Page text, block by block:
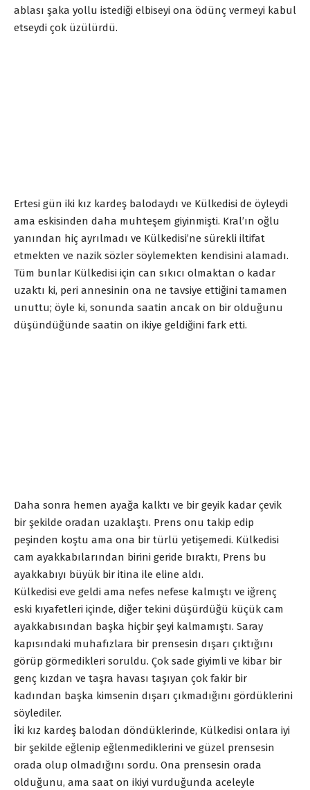
ablası şaka yollu istediği elbiseyi ona ödünç vermeyi kabul
etseydi çok üzülürdü.
Ertesi gün iki kız kardeş balodaydı ve Külkedisi de öyleydi
ama eskisinden daha muhteşem giyinmişti. Kral’ın oğlu
yanından hiç ayrılmadı ve Külkedisi’ne sürekli iltifat
etmekten ve nazik sözler söylemekten kendisini alamadı.
Tüm bunlar Külkedisi için can sıkıcı olmaktan o kadar
uzaktı ki, peri annesinin ona ne tavsiye ettiğini tamamen
unuttu; öyle ki, sonunda saatin ancak on bir olduğunu
düşündüğünde saatin on ikiye geldiğini fark etti.
Daha sonra hemen ayağa kalktı ve bir geyik kadar çevik
bir şekilde oradan uzaklaştı. Prens onu takip edip
peşinden koştu ama ona bir türlü yetişemedi. Külkedisi
cam ayakkabılarından birini geride bıraktı, Prens bu
ayakkabıyı büyük bir itina ile eline aldı.
Külkedisi eve geldi ama nefes nefese kalmıştı ve iğrenç
eski kıyafetleri içinde, diğer tekini düşürdüğü küçük cam
ayakkabısından başka hiçbir şeyi kalmamıştı. Saray
kapısındaki muhafızlara bir prensesin dışarı çıktığını
görüp görmedikleri soruldu. Çok sade giyimli ve kibar bir
genç kızdan ve taşra havası taşıyan çok fakir bir
kadından başka kimsenin dışarı çıkmadığını gördüklerini
söylediler.
İki kız kardeş balodan döndüklerinde, Külkedisi onlara iyi
bir şekilde eğlenip eğlenmediklerini ve güzel prensesin
orada olup olmadığını sordu. Ona prensesin orada
olduğunu, ama saat on ikiyi vurduğunda aceleyle